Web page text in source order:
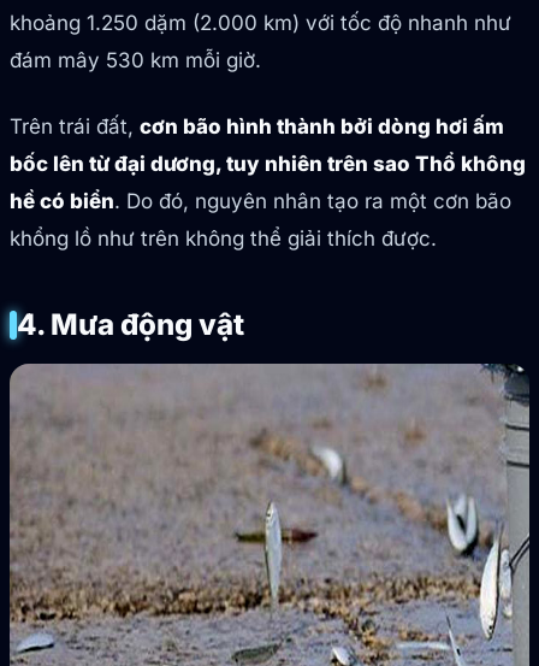
khoảng 1.250 dặm (2.000 km) với tốc độ nhanh như
đám mây 530 km mỗi giờ.
Trên trái đất, cơn bão hình thành bởi dòng hơi ấm
bốc lên từ đại dương, tuy nhiên trên sao Thổ không
hề có biển. Do đó, nguyên nhân tạo ra một cơn bão
khổng lồ như trên không thể giải thích được.
4. Mưa động vật